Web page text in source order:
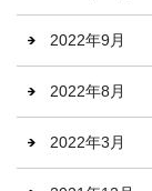
2022年9月
2022年8月
2022年3月